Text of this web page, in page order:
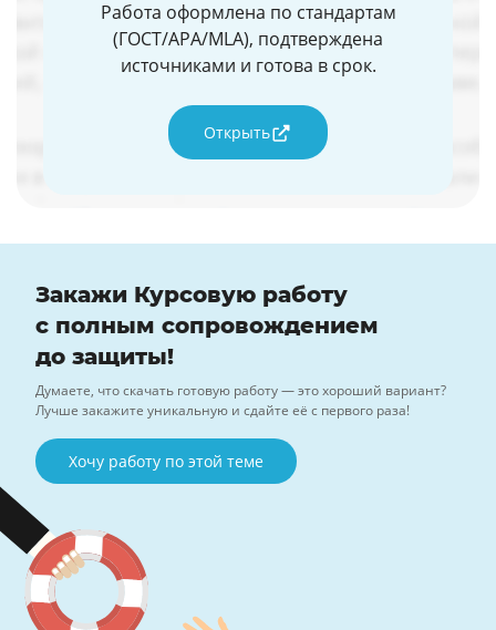
Работа оформлена по стандартам
(ГОСТ/APA/MLA), подтверждена
источниками и готова в срок.
Открыть
Закажи Курсовую работу
с полным сопровождением
до защиты!
Думаете, что скачать готовую работу — это хороший вариант?
Лучше закажите уникальную и сдайте её с первого раза!
Хочу работу по этой теме